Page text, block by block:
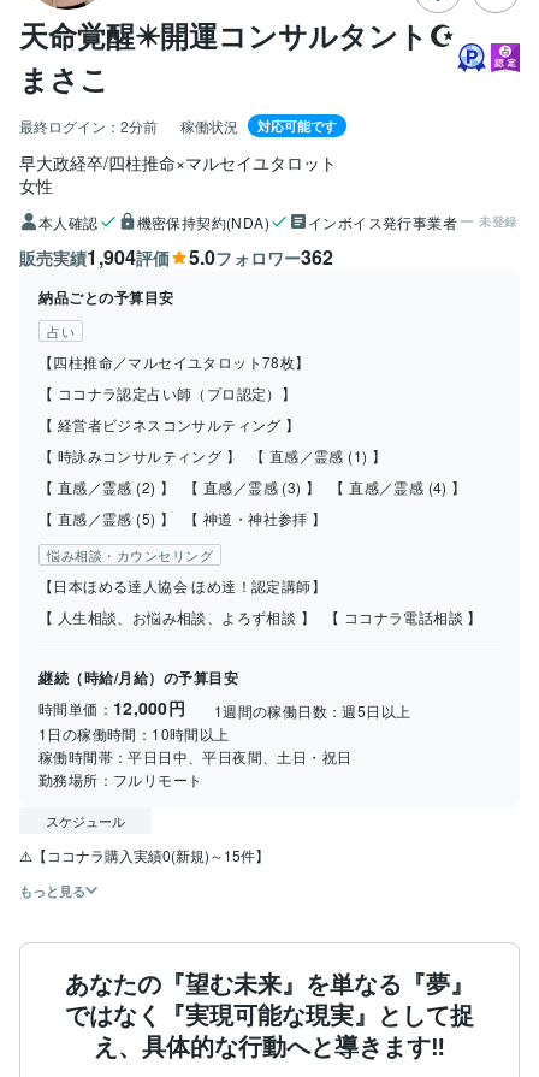
天命覚醒✴️開運コンサルタント☪️
まさこ
最終ログイン： 2分前 稼働状況 対応可能です
早大政経卒/四柱推命×マルセイユタロット
女性
本人確認 機密保持契約(NDA) インボイス発行事業者 未登録
販売実績1,904評価 5.0フォロワー362
納品ごとの予算目安
占い
【四柱推命／マルセイユタロット78枚】
【 ココナラ認定占い師（プロ認定）】
【 経営者ビジネスコンサルティング 】
【 時詠みコンサルティング 】
【 直感／霊感 (1) 】
【 直感／霊感 (2) 】
【 直感／霊感 (3) 】
【 直感／霊感 (4) 】
【 直感／霊感 (5) 】
【 神道・神社参拝 】
悩み相談・カウンセリング
【日本ほめる達人協会 ほめ達！認定講師】
【 人生相談、お悩み相談、よろず相談 】
【 ココナラ電話相談 】
継続（時給/月給）の予算目安
時間単価： 12,000円 1週間の稼働日数：週5日以上
1日の稼働時間： 10時間以上
稼働時間帯：平日日中、平日夜間、土日・祝日
勤務場所： フルリモート
スケジュール
⚠️【ココナラ購入実績0(新規)～15件】
もっと見る
あなたの『望む未来』を単なる『夢』
ではなく『実現可能な現実』として捉
え、具体的な行動へと導きます‼️